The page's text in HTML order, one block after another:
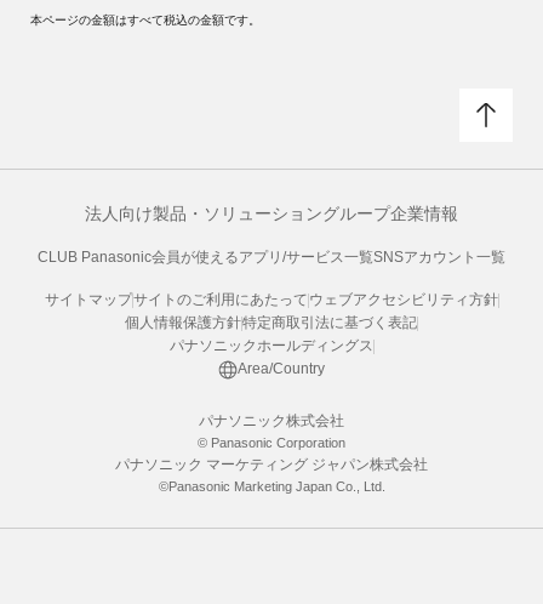
本ページの金額はすべて税込の金額です。
法人向け製品・ソリューショングループ企業情報
CLUB Panasonic会員が使えるアプリ/サービス一覧SNSアカウント一覧
サイトマップサイトのご利用にあたって ウェブアクセシビリティ方針
個人情報保護方針特定商取引法に基づく表記
パナソニックホールディングス
Area/Country
パナソニック株式会社
© Panasonic Corporation
パナソニック マーケティング ジャパン株式会社
©Panasonic Marketing Japan Co., Ltd.